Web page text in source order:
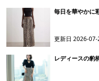
毎日を華やかに
更新日2026-07-
レディースの豹